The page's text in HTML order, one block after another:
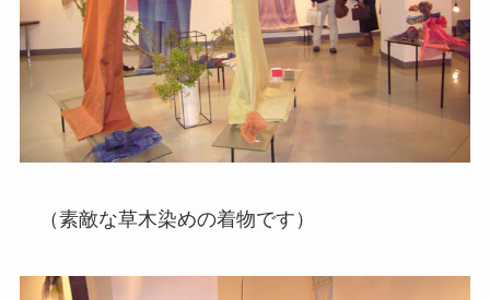
（素敵な草木染めの着物です）